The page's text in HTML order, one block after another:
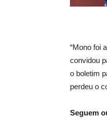
“Mono foi
convidou
o boletim
perdeu o
Seguem